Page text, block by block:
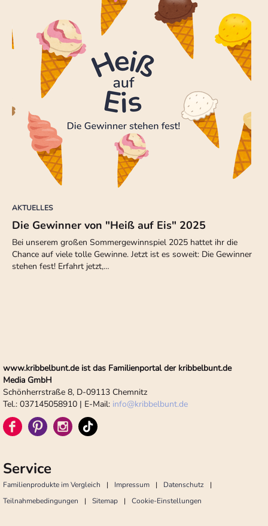
AKTUELLES
Die Gewinner von "Heiß auf Eis" 2025
Bei unserem großen Sommergewinnspiel 2025 hattet ihr die
Chance auf viele tolle Gewinne. Jetzt ist es soweit: Die Gewinner
stehen fest! Erfahrt jetzt,…
www.kribbelbunt.de ist das Familienportal der kribbelbunt.de
Media GmbH
Schönherrstraße 8, D-09113 Chemnitz
Tel.: 037145058910 | E-Mail: info@kribbelbunt.de
Service
Familienprodukte im Vergleich Impressum
Datenschutz
Teilnahmebedingungen
Sitemap Cookie-Einstellungen